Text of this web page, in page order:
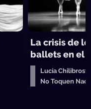
La crisis de
ballets en el
Lucía
No Toquen